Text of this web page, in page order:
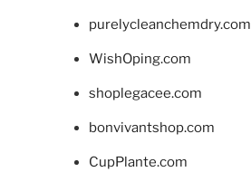
purelycleanchemdry.com
WishOping.com
shoplegacee.com
bonvivantshop.com
CupPlante.com